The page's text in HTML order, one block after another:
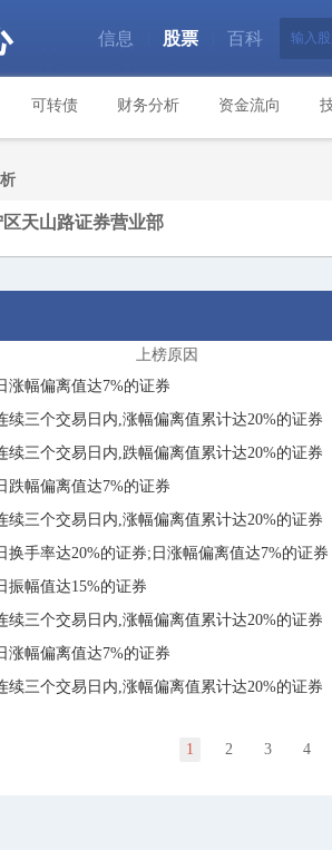
信息 股票 百科
可转债 财务分析 资金流向
天山路证券营业部
上榜原因
涨幅偏离值达7%的证券
续三个交易日内,涨幅偏离值累计达20%的证券
续三个交易日内,跌幅偏离值累计达20%的证券
跌幅偏离值达7%的证券
续三个交易日内,涨幅偏离值累计达20%的证券
换手率达20%的证券;日涨幅偏离值达7%的证券
振幅值达15%的证券
续三个交易日内,涨幅偏离值累计达20%的证券
涨幅偏离值达7%的证券
续三个交易日内,涨幅偏离值累计达20%的证券
1 2 3 4